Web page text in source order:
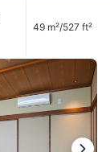
49 m²/527 ft²